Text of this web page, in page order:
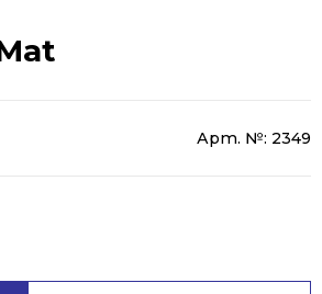
Арт. №: 2349